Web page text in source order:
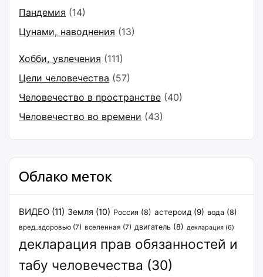
Пандемия (14)
Цунами, наводнения (13)
Хобби, увлечения (111)
Цели человечества (57)
Человечество в пространстве (40)
Человечество во времени (43)
Облако меток
ВИДЕО (11) Земля (10) Россия (8) астероид (9) вода (8)
вред_здоровью (7) вселенная (7) двигатель (8) декларация (6)
декларация прав обязанностей и
табу человечества (30)